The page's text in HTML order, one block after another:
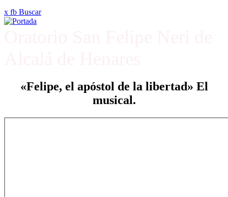
x fb Buscar
«Felipe, el apóstol de la libertad» El
musical.